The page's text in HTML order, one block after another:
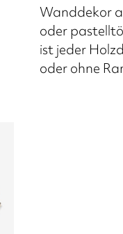
Wanddekor
oder
ist jeder
oder ohne